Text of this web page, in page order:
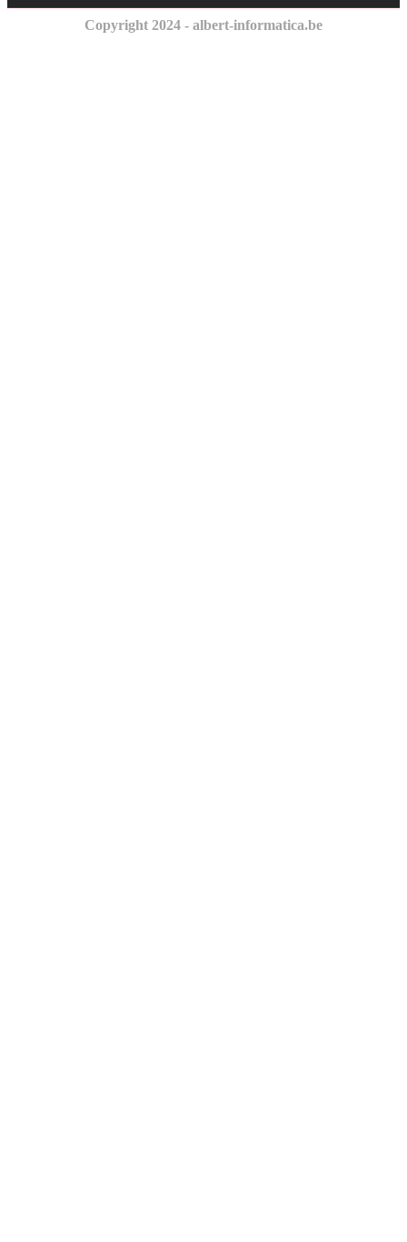
Copyright 2024 - albert-informatica.be